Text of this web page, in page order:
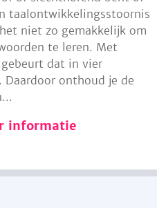
taalontwikkelingsstoornis
niet zo gemakkelijk om
te leren. Met
dat in vier
Daardoor onthoud je de
informatie